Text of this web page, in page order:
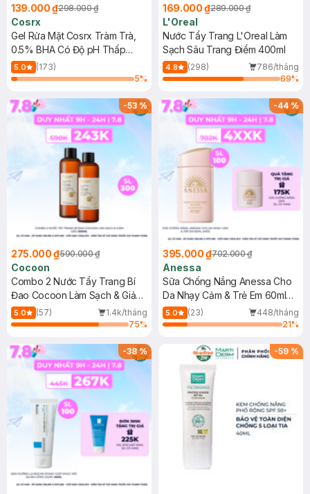
139.000 ₫298.000 ₫
Cosrx
Gel Rửa Mặt Cosrx Tràm Trà,
0.5% BHA Có Độ pH Thấp
150ml
5.0
(173)
5%
169.000 ₫289.000 ₫
L'Oreal
Nước Tẩy Trang L'Oreal Làm
Sạch Sâu Trang Điểm 400ml
4.8 (298)
786/tháng
69%
-53%
275.000 ₫590.000 ₫
Cocoon
Combo 2 Nước Tẩy Trang Bí
Đao Cocoon Làm Sạch & Giảm
Dầu 500ml
5.0 (57)
1.4k/tháng
75%
-44%
395.000 ₫702.000 ₫
Anessa
Sữa Chống Nắng Anessa Cho
Da Nhạy Cảm & Trẻ Em 60ml
(Mới)
5.0 (23)
448/tháng
21%
-38% -59 %